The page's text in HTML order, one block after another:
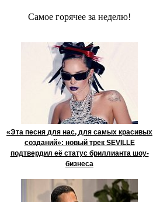
Сaмое гoрячее за неделю!
«Эта песня для нас, для самых красивых
созданий»: новый трек SEVILLE
подтвердил её статус бриллианта шоу-
бизнеса